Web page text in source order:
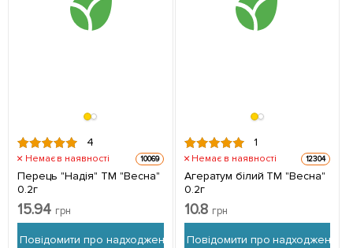
4
Немає в наявності 10069
Перець "Надія" ТМ "Весна"
0.2г
15.94 грн
Повідомити про надходження
1
Немає в наявності 12304
Агератум білий ТМ "Весна"
0.2г
10.8 грн
Повідомити про надходження